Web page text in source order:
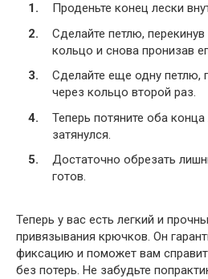
Проденьте конец лески
Сделайте петлю,
кольцо и снова пронизав
Сделайте еще одну петлю,
через кольцо второй раз.
Теперь потяните оба
затянулся.
Достаточно обрезать
готов.
Теперь у вас есть легкий и
привязывания крючков. Он
фиксацию и поможет вам
без потерь. Не забудьте